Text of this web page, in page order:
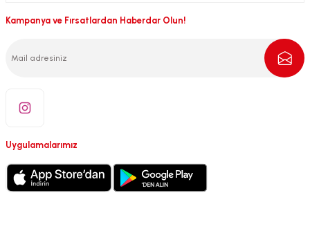
Kampanya ve Fırsatlardan Haberdar Olun!
Uygulamalarımız